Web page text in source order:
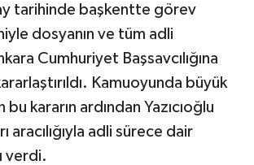
tarihinde başkentte görev
dosyanın ve tüm adli
Cumhuriyet Başsavcılığına
Kamuoyunda büyük
bu kararın ardından Yazıcıoğlu
aracılığıyla adli sürece dair
verdi.